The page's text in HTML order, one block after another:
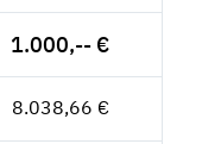
1.000,-- €
8.038,66 €